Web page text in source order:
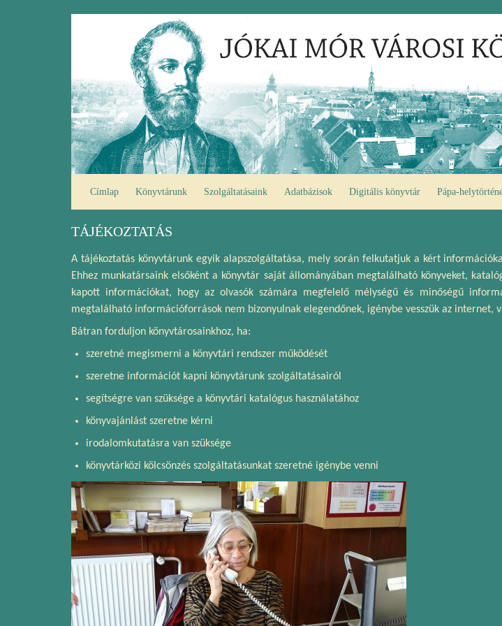
Címlap Könyvtárunk Szolgáltatásaink Adatbázisok Digitális könyvtár Pápa-
TÁJÉKOZTATÁS
A tájékoztatás könyvtárunk egyik alapszolgáltatása, mely során felkutatjuk a kért
Ehhez munkatársaink elsőként a könyvtár saját állományában megtalálható könyveket,
kapott információkat, hogy az olvasók számára megfelelő mélységű és minőségű
megtalálható információforrások nem bizonyulnak elegendőnek, igénybe vesszük az internet,
Bátran forduljon könyvtárosainkhoz, ha:
szeretné megismerni a könyvtári rendszer működését
szeretne információt kapni könyvtárunk szolgáltatásairól
segítségre van szüksége a könyvtári katalógus használatához
könyvajánlást szeretne kérni
irodalomkutatásra van szüksége
könyvtárközi kölcsönzés szolgáltatásunkat szeretné igénybe venni